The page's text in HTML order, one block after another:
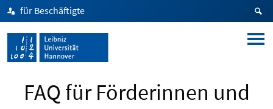
für Beschäftigte
FAQ für Förderinnen und